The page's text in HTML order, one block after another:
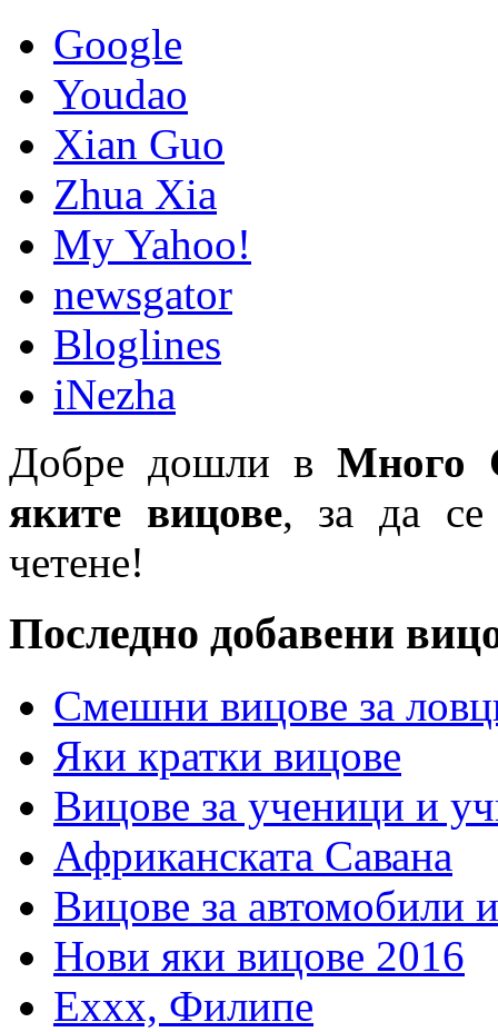
Google
Youdao
Xian Guo
Zhua Xia
My Yahoo!
newsgator
Bloglines
iNezha
Добре дошли в Много
яките вицове, за да се
четене!
Последно добавени
Смешни вицове за
Яки кратки вицове
Вицове за ученици и
Африканската Савана
Вицове за автомобили
Нови яки вицове 2016
Еххх, Филипе